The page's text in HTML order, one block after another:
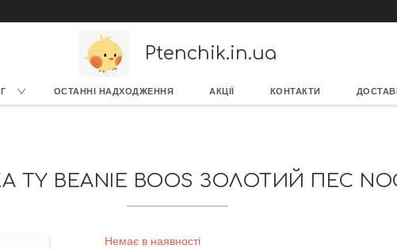
Ptenchik.in.ua
ОСТАННІ НАДХОДЖЕННЯ АКЦІЇ КОНТАКТИ
BEANIE BOOS ЗОЛОТИЙ ПЕС
Немає в наявності